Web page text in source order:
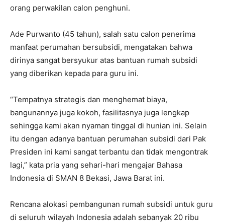
orang perwakilan calon penghuni.
Ade Purwanto (45 tahun), salah satu calon penerima
manfaat perumahan bersubsidi, mengatakan bahwa
dirinya sangat bersyukur atas bantuan rumah subsidi
yang diberikan kepada para guru ini.
“Tempatnya strategis dan menghemat biaya,
bangunannya juga kokoh, fasilitasnya juga lengkap
sehingga kami akan nyaman tinggal di hunian ini. Selain
itu dengan adanya bantuan perumahan subsidi dari Pak
Presiden ini kami sangat terbantu dan tidak mengontrak
lagi,” kata pria yang sehari-hari mengajar Bahasa
Indonesia di SMAN 8 Bekasi, Jawa Barat ini.
Rencana alokasi pembangunan rumah subsidi untuk guru
di seluruh wilayah Indonesia adalah sebanyak 20 ribu